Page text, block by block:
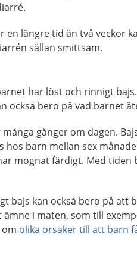
längre tid än två veckor
sällan smittsam.
har löst och rinnigt
också bero på vad barnet
gånger om dagen.
hos barn mellan sex
mognat färdigt. Med tiden
bajs kan också bero på att
i maten, som till
olika orsaker till att barn